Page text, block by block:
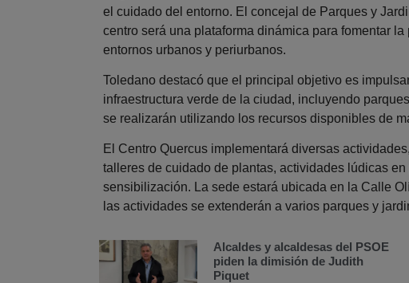
el cuidado del entorno. El concejal de Parques y
centro será una plataforma dinámica para fomentar
entornos urbanos y periurbanos.
Toledano destacó que el principal objetivo es
infraestructura verde de la ciudad, incluyendo
se realizarán utilizando los recursos disponibles de
El Centro Quercus implementará diversas
talleres de cuidado de plantas, actividades lúdicas
sensibilización. La sede estará ubicada en la Calle
las actividades se extenderán a varios parques y
Alcaldes y alcaldesas del PSOE
piden la dimisión de Judith
Piquet